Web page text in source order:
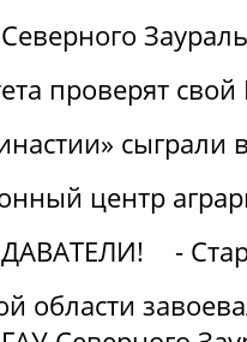
проверят свой
центр
-
области